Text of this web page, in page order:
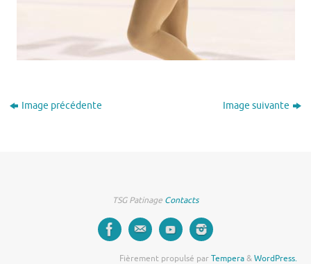
Image précédente Image suivante
TSG Patinage Contacts
Fièrement propulsé parTempera&WordPress.